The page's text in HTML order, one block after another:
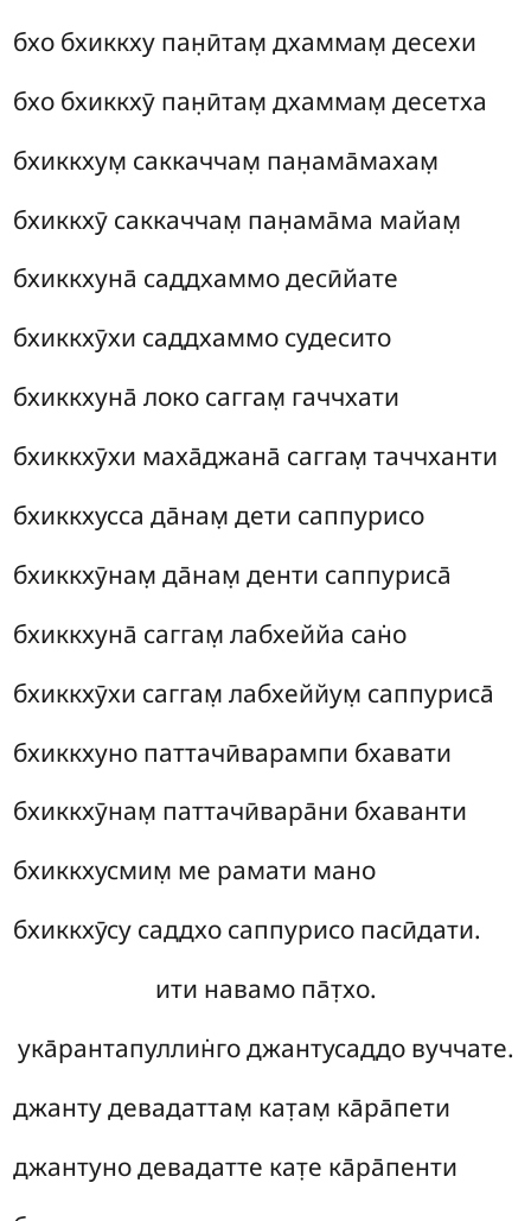
бхо бхиккху пан̣ӣтам̣ дхаммам̣ десехи
бхо бхиккхӯ пан̣ӣтам̣ дхаммам̣ десетха
бхиккхум̣ саккаччам̣ пан̣ама̄махам̣
бхиккхӯ саккаччам̣ пан̣ама̄ма майам̣
бхиккхуна̄ саддхаммо десӣйате
бхиккхӯхи саддхаммо судесито
бхиккхуна̄ локо саггам̣ гаччхати
бхиккхӯхи маха̄джана̄ саггам̣ таччханти
бхиккхуссада̄нам̣ дети саппурисо
бхиккхӯнам̣ да̄нам̣ денти саппуриса̄
бхиккхуна̄ саггам̣ лабхеййа сан̇о
бхиккхӯхи саггам̣ лабхеййум̣ саппуриса̄
бхиккхуно паттачӣварампи бхавати
бхиккхӯнам̣ паттачӣвара̄ни бхаванти
бхиккхусмим̣ ме рамати мано
бхиккхӯсу саддхо саппурисо пасӣдати.
ити навамо па̄т̣хо.
ука̄рантапуллин̇го джантусаддо вуччате.
джанту девадаттам̣ кат̣ам̣ ка̄ра̄пети
джантуно девадатте кат̣е ка̄ра̄пенти